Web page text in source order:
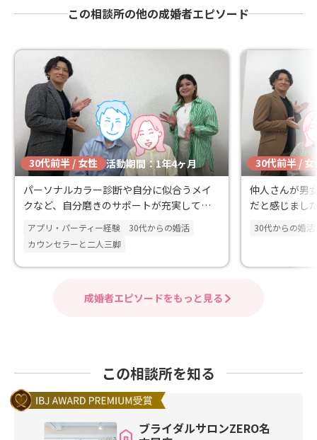
この相談所の他の成婚者エピソード
30代前半 / 女性 活動期間：1年4ヶ月
パーソナルカラー診断や自分に似合うメイ
クなど、自分磨きのサポートが充実してい
る点に魅力を感じました。
アプリ・パーティー経験
30代からの婚活
カウンセラーと二人三脚
30代前半 / 女
仲人さんが男
だと感じまし
30代からの婚活
成婚者エピソードをもっと見る
この相談所を知る
ブライダルサロンZERO名